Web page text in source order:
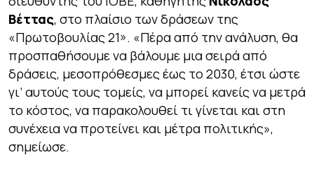
Βέττας, στο πλαίσιο των δράσεων της
«Πρωτοβουλίας 21». «Πέρα από την ανάλυση, θα
προσπαθήσουμε να βάλουμε μια σειρά από
δράσεις, μεσοπρόθεσμες έως το 2030, έτσι ώστε
γι’ αυτούς τους τομείς, να μπορεί κανείς να μετρά
το κόστος, να παρακολουθεί τι γίνεται και στη
συνέχεια να προτείνει και μέτρα πολιτικής»,
σημείωσε.